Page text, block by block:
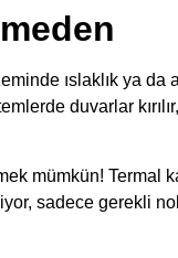
ıslaklık ya da
duvarlar
mümkün! Termal
sadece gerekli